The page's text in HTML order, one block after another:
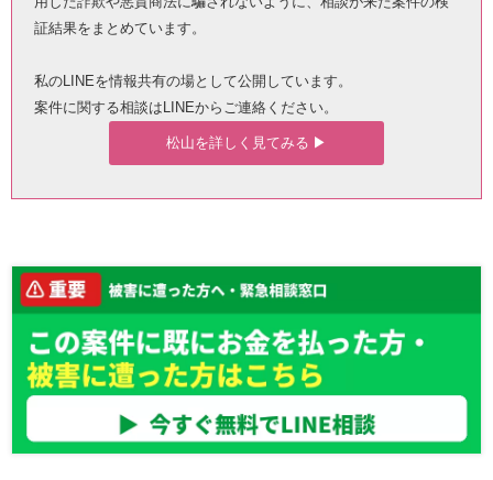
証結果をまとめています。
私のLINEを情報共有の場として公開しています。
案件に関する相談はLINEからご連絡ください。
松山を詳しく見てみる ▶︎